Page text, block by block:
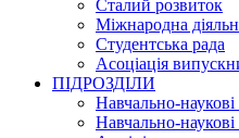
Сталий розвиток
Міжнародна
Студентська рада
Асоціація
ПІДРОЗДІЛИ
Навчально-наукові
Навчально-